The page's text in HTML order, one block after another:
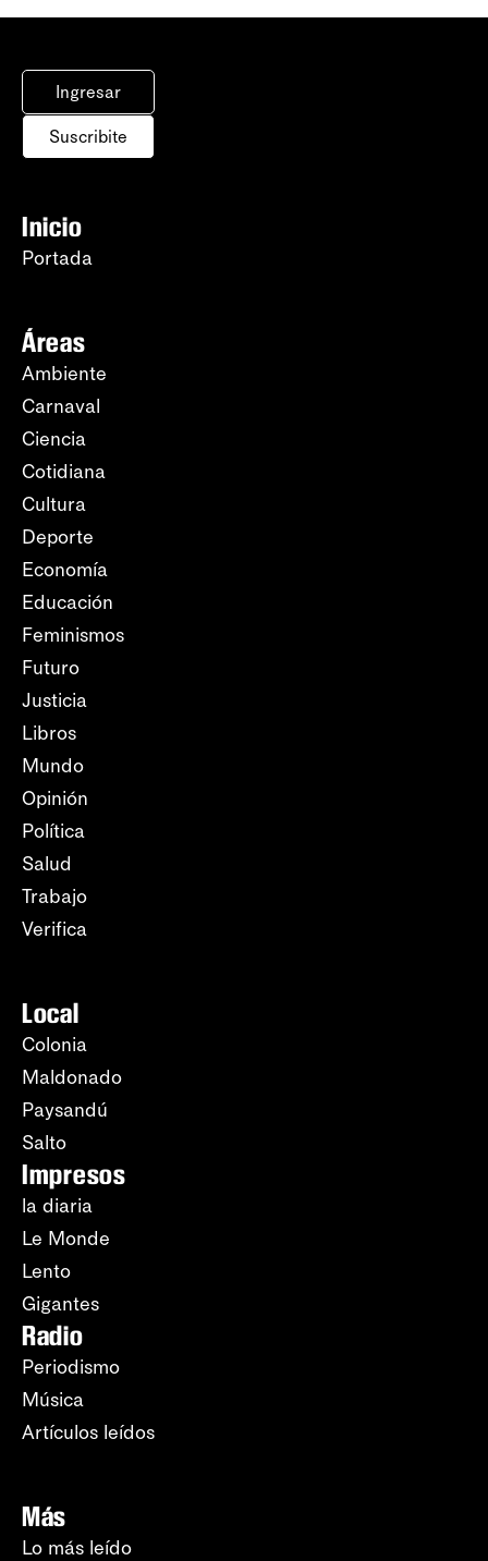
Ingresar
Suscribite
Inicio
Portada
Áreas
Ambiente
Carnaval
Ciencia
Cotidiana
Cultura
Deporte
Economía
Educación
Feminismos
Futuro
Justicia
Libros
Mundo
Opinión
Política
Salud
Trabajo
Verifica
Local
Colonia
Maldonado
Paysandú
Salto
Impresos
la diaria
Le Monde
Lento
Gigantes
Radio
Periodismo
Música
Artículos leídos
Más
Lo más leído